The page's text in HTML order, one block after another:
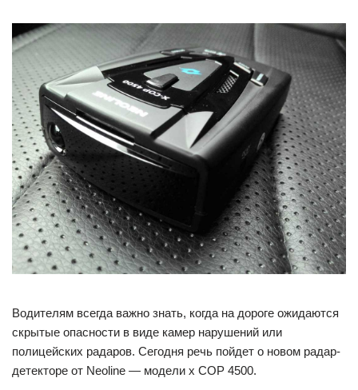
Водителям всегда важно знать, когда на дороге ожидаются
скрытые опасности в виде камер нарушений или
полицейских радаров. Сегодня речь пойдет о новом радар-
детекторе от Neoline — модели x COP 4500.